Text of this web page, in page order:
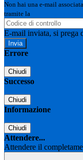
Non hai una e-mail
tramite la
E-mail inviata, si prega
Errore
Chiudi
Successo
Chiudi
Informazione
Chiudi
Attendere...
Attendere il